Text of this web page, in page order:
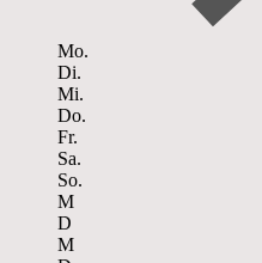
Mo.
Di.
Mi.
Do.
Fr.
Sa.
So.
M
D
M